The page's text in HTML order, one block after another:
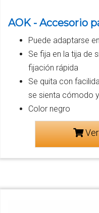
AOK - Accesorio
Puede adaptarse
Se fija en la tija de
fijación rápida
Se quita con
se sienta cómodo
Color negro